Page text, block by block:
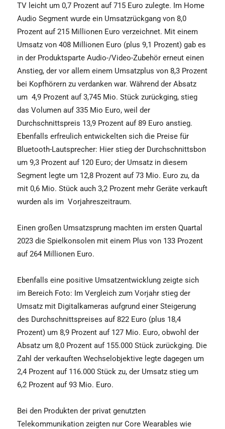
TV leicht um 0,7 Prozent auf 715 Euro zulegte. Im Home
Audio Segment wurde ein Umsatzrückgang von 8,0
Prozent auf 215 Millionen Euro verzeichnet. Mit einem
Umsatz von 408 Millionen Euro (plus 9,1 Prozent) gab es
in der Produktsparte Audio-/Video-Zubehör erneut einen
Anstieg, der vor allem einem Umsatzplus von 8,3 Prozent
bei Kopfhörern zu verdanken war. Während der Absatz
um 4,9 Prozent auf 3,745 Mio. Stück zurückging, stieg
das Volumen auf 335 Mio Euro, weil der
Durchschnittspreis 13,9 Prozent auf 89 Euro anstieg.
Ebenfalls erfreulich entwickelten sich die Preise für
Bluetooth-Lautsprecher: Hier stieg der Durchschnittsbon
um 9,3 Prozent auf 120 Euro; der Umsatz in diesem
Segment legte um 12,8 Prozent auf 73 Mio. Euro zu, da
mit 0,6 Mio. Stück auch 3,2 Prozent mehr Geräte verkauft
wurden als im Vorjahreszeitraum.
Einen großen Umsatzsprung machten im ersten Quartal
2023 die Spielkonsolen mit einem Plus von 133 Prozent
auf 264 Millionen Euro.
Ebenfalls eine positive Umsatzentwicklung zeigte sich
im Bereich Foto: Im Vergleich zum Vorjahr stieg der
Umsatz mit Digitalkameras aufgrund einer Steigerung
des Durchschnittspreises auf 822 Euro (plus 18,4
Prozent) um 8,9 Prozent auf 127 Mio. Euro, obwohl der
Absatz um 8,0 Prozent auf 155.000 Stück zurückging. Die
Zahl der verkauften Wechselobjektive legte dagegen um
2,4 Prozent auf 116.000 Stück zu, der Umsatz stieg um
6,2 Prozent auf 93 Mio. Euro.
Bei den Produkten der privat genutzten
Telekommunikation zeigten nur Core Wearables wie